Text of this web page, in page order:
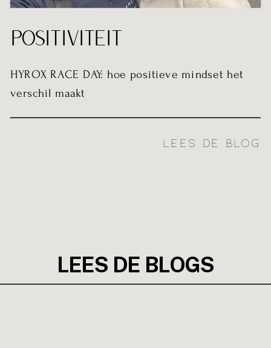
LEES DE BLOG
HYROX RACE DAY: hoe positieve mindset het
verschil maakt
POSITIVITEIT
LEES DE BLOGS